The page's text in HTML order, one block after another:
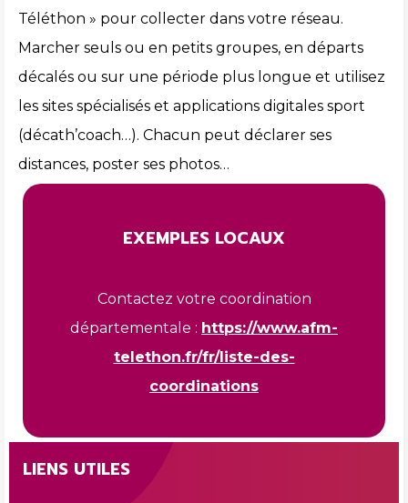
Téléthon » pour collecter dans votre réseau.
Marcher seuls ou en petits groupes, en départs
décalés ou sur une période plus longue et utilisez
les sites spécialisés et applications digitales sport
(décath’coach…). Chacun peut déclarer ses
distances, poster ses photos…
EXEMPLES LOCAUX
Contactez votre coordination
départementale : https://www.afm-
telethon.fr/fr/liste-des-
coordinations
LIENS UTILES